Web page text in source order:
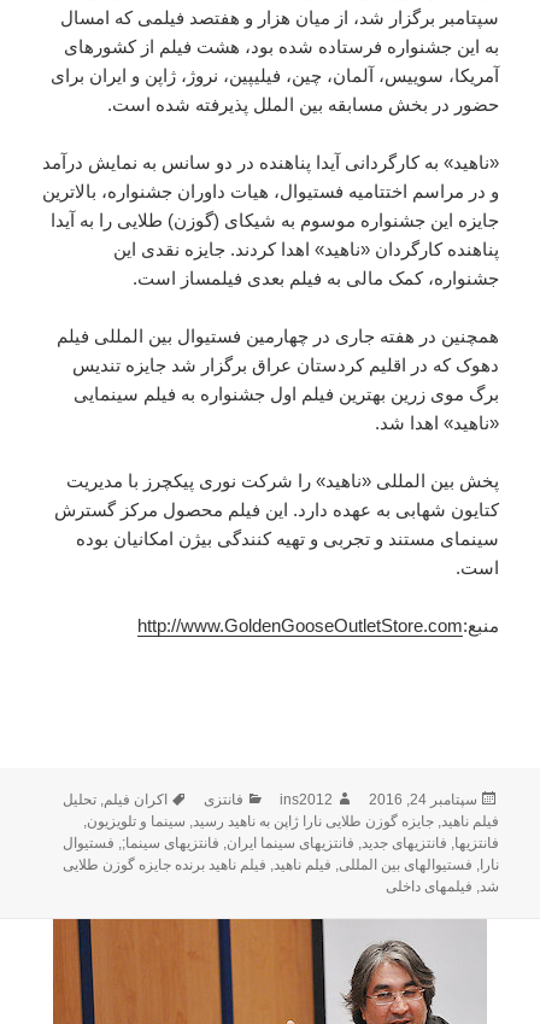
سپتامبر برگزار شد، از میان هزار و هفتصد فیلمی که امسال
به این جشنواره فرستاده شده بود، هشت فیلم از کشورهای
آمریکا، سوییس، آلمان، چین، فیلیپین، نروژ، ژاپن و ایران برای
حضور در بخش مسابقه بین الملل پذیرفته شده است.
«ناهید» به کارگردانی آیدا پناهنده در دو سانس به نمایش درآمد
و در مراسم اختتامیه فستیوال، هیات داوران جشنواره، بالاترین
جایزه این جشنواره موسوم به شیکای (گوزن) طلایی را به آیدا
پناهنده کارگردان «ناهید» اهدا کردند. جایزه نقدی این
جشنواره، کمک مالی به فیلم بعدی فیلمساز است.
همچنین در هفته جاری در چهارمین فستیوال بین المللی فیلم
دهوک که در اقلیم کردستان عراق برگزار شد جایزه تندیس
برگ موی زرین بهترین فیلم اول جشنواره به فیلم سینمایی
«ناهید» اهدا شد.
پخش بین المللی «ناهید» را شرکت نوری پیکچرز با مدیریت
کتایون شهابی به عهده دارد. این فیلم محصول مرکز گسترش
سینمای مستند و تجربی و تهیه کنندگی بیژن امکانیان بوده
است.
منبع:http://www.GoldenGooseOutletStore.com
ارسال
شده
در
سپتامبر 24, 2016 نویسنده
ins2012 دسته‌ها
فانتزی برچسب‌ها
اکران فیلم,تحلیل
فیلم ناهید,جایزه گوزن طلایی نارا ژاپن به ناهید رسید, سینما و تلویزیون,
فانتزیها, فانتزیهای جدید, فانتزیهای سینما ایران, فانتزیهای سینما;, فستیوال
نارا, فستیوالهای بین المللی, فیلم ناهید, فیلم ناهید برنده جایزه گوزن طلایی
شد, فیلمهای داخلی